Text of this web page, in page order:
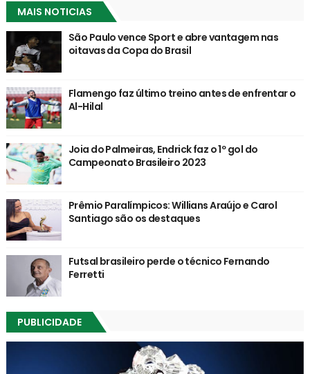
MAIS NOTICIAS
São Paulo vence Sport e abre vantagem nas
oitavas da Copa do Brasil
Flamengo faz último treino antes de enfrentar o
Al-Hilal
Joia do Palmeiras, Endrick faz o 1º gol do
Campeonato Brasileiro 2023
Prêmio Paralímpicos: Willians Araújo e Carol
Santiago são os destaques
Futsal brasileiro perde o técnico Fernando
Ferretti
PUBLICIDADE